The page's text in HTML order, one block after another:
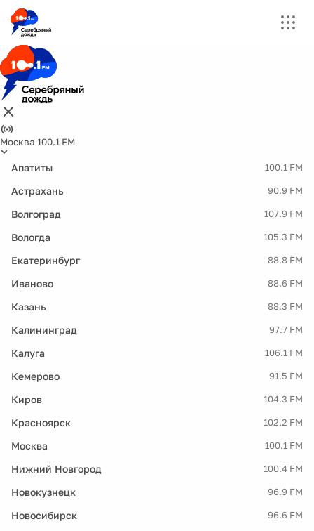
Москва 100.1 FM
Апатиты 100.1 FM
Астрахань 90.9 FM
Волгоград 107.9 FM
Вологда 105.3 FM
Екатеринбург 88.8 FM
Иваново 88.6 FM
Казань 88.3 FM
Калининград 97.7 FM
Калуга 106.1 FM
Кемерово 91.5 FM
Киров 104.3 FM
Красноярск 102.2 FM
Москва 100.1 FM
Нижний Новгород 100.4 FM
Новокузнецк 96.9 FM
Новосибирск 96.6 FM